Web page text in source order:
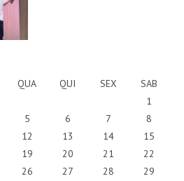
QUA QUI SEX
SAB
1
5 6 7
8
12 13 14
15
19 20 21
22
26 27 28
29